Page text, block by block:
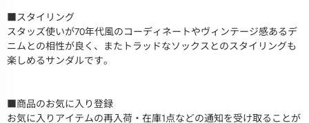
■スタイリング
スタッズ使いが70年代風のコーディネートやヴィンテージ感あるデ
ニムとの相性が良く、またトラッドなソックスとのスタイリングも
楽しめるサンダルです。
■商品のお気に入り登録
お気に入りアイテムの再入荷・在庫1点などの通知を受け取ることが